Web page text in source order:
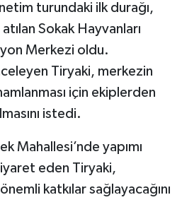
turundaki ilk durağı,
Sokak Hayvanları
Merkezi oldu.
Tiryaki, merkezin
için ekiplerden
istedi.
Mahallesi’nde yapımı
eden Tiryaki,
katkılar sağlayacağını